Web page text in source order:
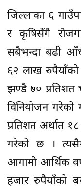
जिल्लाका ६
र कृषिसँगै
सबैभन्दा बढी
६२ लाख
झण्डै ७० प्रतिशत
विनियोजन गरेको
प्रतिशत अर्थात
गरेको छ ।
आगामी आर्थिक
हजार रुपैयाँको